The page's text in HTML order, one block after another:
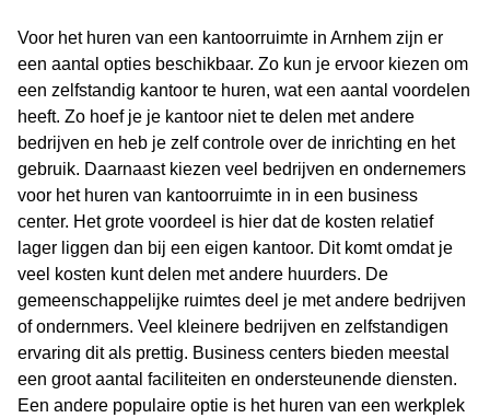
Voor het huren van een kantoorruimte in Arnhem zijn er
een aantal opties beschikbaar. Zo kun je ervoor kiezen om
een zelfstandig kantoor te huren, wat een aantal voordelen
heeft. Zo hoef je je kantoor niet te delen met andere
bedrijven en heb je zelf controle over de inrichting en het
gebruik. Daarnaast kiezen veel bedrijven en ondernemers
voor het huren van kantoorruimte in in een business
center. Het grote voordeel is hier dat de kosten relatief
lager liggen dan bij een eigen kantoor. Dit komt omdat je
veel kosten kunt delen met andere huurders. De
gemeenschappelijke ruimtes deel je met andere bedrijven
of ondernmers. Veel kleinere bedrijven en zelfstandigen
ervaring dit als prettig. Business centers bieden meestal
een groot aantal faciliteiten en ondersteunende diensten.
Een andere populaire optie is het huren van een werkplek